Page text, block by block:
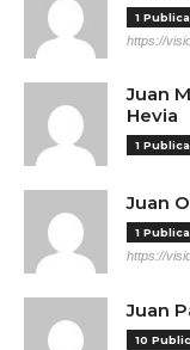
1
https://
Juan
Hevia
1
Juan
1
https://
Juan
10